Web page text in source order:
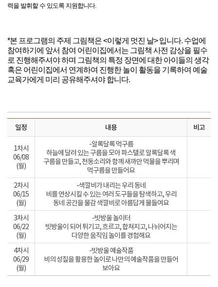
력을 발휘할 수 있도록 지원합니다.
*본 프로그램의 주제 그림책은 <이렇게 멋진 날> 입니다. 수업에
참여하기에 앞서 참여 어린이집에서는 그림책 사전 감상을 필수
로 진행해주셔야 하며 그림책의 특정 장면에 대한 아이들의 생각
혹은 어린이집에서 연계하여 진행한 놀이 활동을 기록하여 예술
교육가에게 미리 공유해주셔야 합니다.
일정 내용 비고
1차시
06/08
(월)
-알록달록 먹구름
하늘에 달려 있는 구름을 모아 파스텔로 알록달록 색
구름을 만들고, 천둥소리와 함께 새까만 먹물을 뿌리며
먹구름을 만들어요
2차시
06/15
(월)
-색깔비가 내리는 우리 동네
비를 연상시킬 수 있는 여러 도구들을 탐색하고, 우리
동네 공간을 물감 색깔비로 아름답게 물들여요
3차시
06/22
(월)
-빗방울 놀이터
빗방울이 되어 튀기고, 흐르고, 합쳐지고, 나뉘어지는
다양한 움직임 놀이를 경험해요
4차시
06/29
(월)
-빗방울 예술작품
비의 성질을 활용한 놀이로 나만의 예술작품을 만들어
보아요